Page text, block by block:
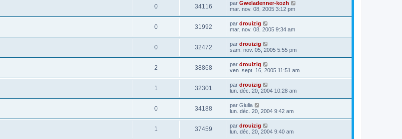
0 34116 par Gweladenner-kozh
mar. nov. 08, 2005 3:12 pm
0 31992 par drouizig
mar. nov. 08, 2005 9:34 am
0 32472 par drouizig
sam. nov. 05, 2005 5:55 pm
2 38868 par drouizig
ven. sept. 16, 2005 11:51 am
1 32301 par drouizig
lun. déc. 20, 2004 10:28 am
0 34188 par Giulia
lun. déc. 20, 2004 9:42 am
1 37459 par drouizig
lun. déc. 20, 2004 9:40 am